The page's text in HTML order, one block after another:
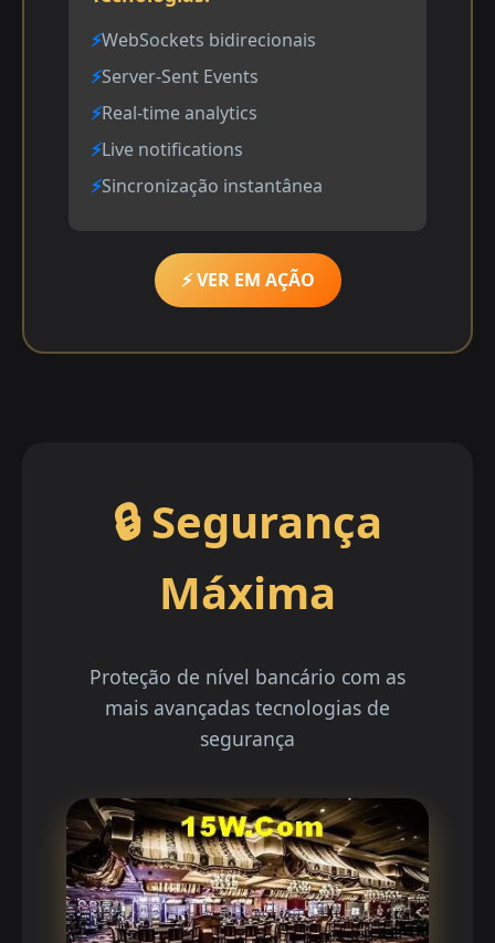
WebSockets bidirecionais
Server-Sent Events
Real-time analytics
Live notifications
Sincronização instantânea
⚡ VER EM AÇÃO
🔒 Segurança
Máxima
Proteção de nível bancário com as
mais avançadas tecnologias de
segurança